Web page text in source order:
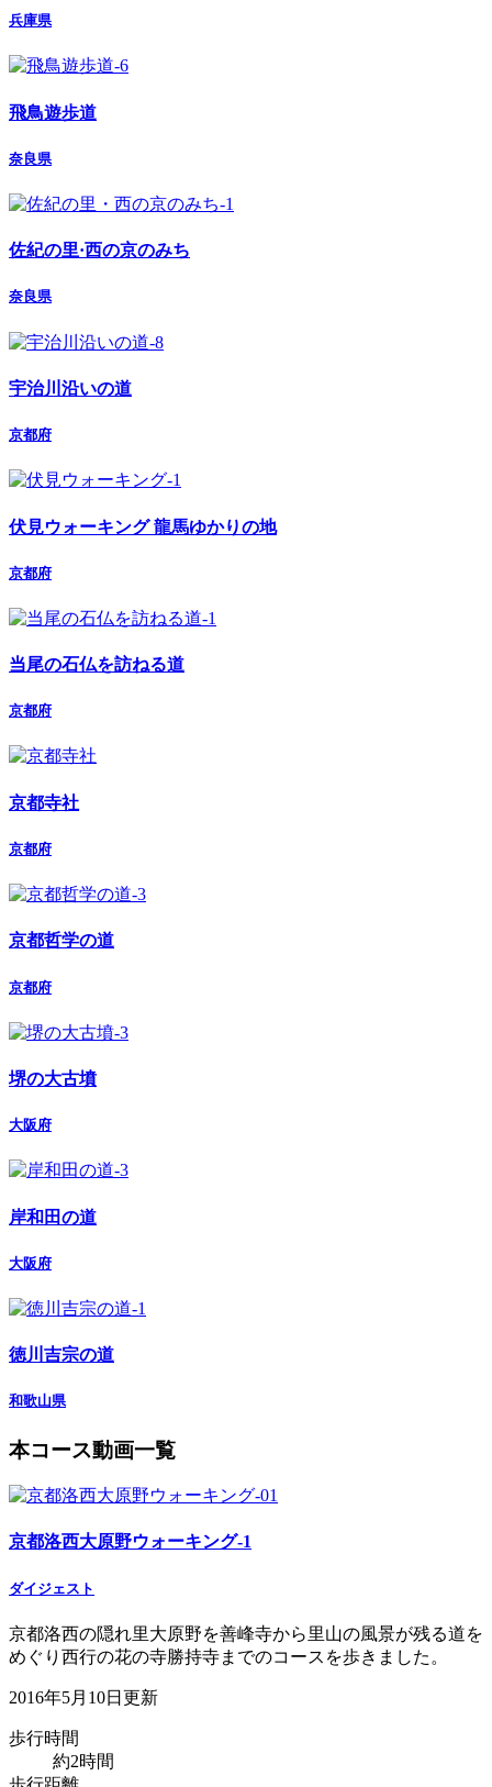
兵庫県
飛鳥遊歩道
奈良県
佐紀の里·西の京のみち
奈良県
宇治川沿いの道
京都府
伏見ウォーキング 龍馬ゆかりの地
京都府
当尾の石仏を訪ねる道
京都府
京都寺社
京都府
京都哲学の道
京都府
堺の大古墳
大阪府
岸和田の道
大阪府
徳川吉宗の道
和歌山県
本コース動画一覧
京都洛西大原野ウォーキング-1
ダイジェスト
京都洛西の隠れ里大原野を善峰寺から里山の風景が残る道を
めぐり西行の花の寺勝持寺までのコースを歩きました。
2016年5月10日更新
歩行時間
約2時間